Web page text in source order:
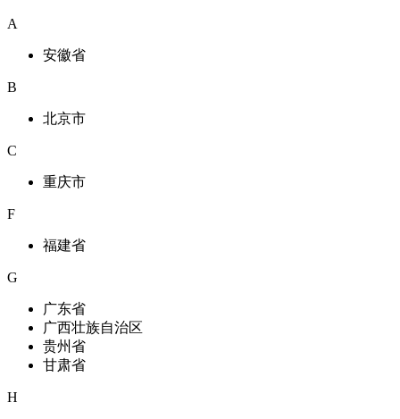
A
安徽省
B
北京市
C
重庆市
F
福建省
G
广东省
广西壮族自治区
贵州省
甘肃省
H